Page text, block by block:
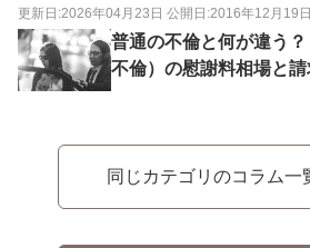
更新日:2026年04月23日 公開日:2016年12月19日
普通の不倫と何が違う
不倫）の慰謝料相場と
同じカテゴリのコラム一